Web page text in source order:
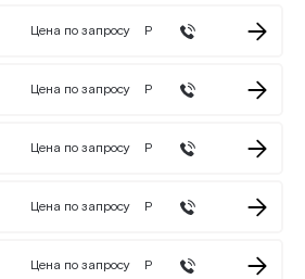
Цена по запросу Р
Цена по запросу Р
Цена по запросу Р
Цена по запросу Р
Цена по запросу Р